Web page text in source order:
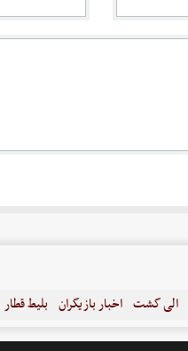
الی گشت اخبار بازیگران بلیط قطار